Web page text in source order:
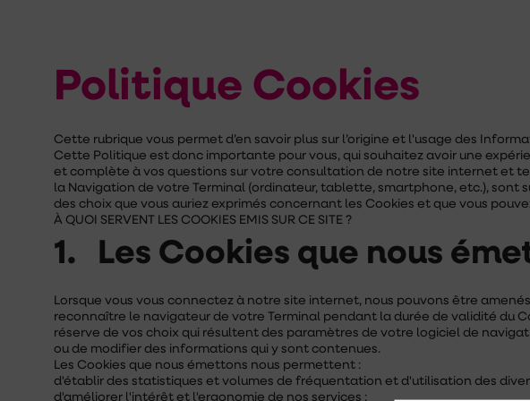
Politique Cookies
Cette rubrique vous permet d’en savoir plus sur l’origine et l'usage des
Cette Politique est donc importante pour vous, qui souhaitez avoir une
et complète à vos questions sur votre consultation de notre site internet et
la Navigation de votre Terminal (ordinateur, tablette, smartphone, etc.), sont
des choix que vous auriez exprimés concernant les Cookies et que vous
À QUOI SERVENT LES COOKIES EMIS SUR CE SITE ?
1. Les Cookies que nous
Lorsque vous vous connectez à notre site internet, nous pouvons être
reconnaître le navigateur de votre Terminal pendant la durée de validité du
réserve de vos choix qui résultent des paramètres de votre logiciel de
ou de modifier des informations qui y sont contenues.
Les Cookies que nous émettons nous permettent :
d'établir des statistiques et volumes de fréquentation et d'utilisation des
d'améliorer l'intérêt et l'ergonomie de nos services ;